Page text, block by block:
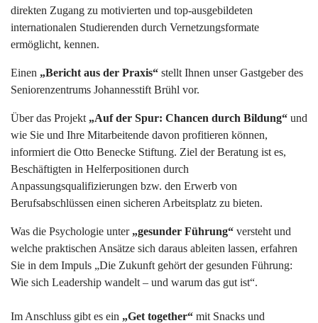
direkten Zugang zu motivierten und top-ausgebildeten
internationalen Studierenden durch Vernetzungsformate
ermöglicht, kennen.
Einen „Bericht aus der Praxis“ stellt Ihnen unser Gastgeber des
Seniorenzentrums Johannesstift Brühl vor.
Über das Projekt „Auf der Spur: Chancen durch Bildung“ und
wie Sie und Ihre Mitarbeitende davon profitieren können,
informiert die Otto Benecke Stiftung. Ziel der Beratung ist es,
Beschäftigten in Helferpositionen durch
Anpassungsqualifizierungen bzw. den Erwerb von
Berufsabschlüssen einen sicheren Arbeitsplatz zu bieten.
Was die Psychologie unter „gesunder Führung“ versteht und
welche praktischen Ansätze sich daraus ableiten lassen, erfahren
Sie in dem Impuls „Die Zukunft gehört der gesunden Führung:
Wie sich Leadership wandelt – und warum das gut ist“.
Im Anschluss gibt es ein „Get together“ mit Snacks und